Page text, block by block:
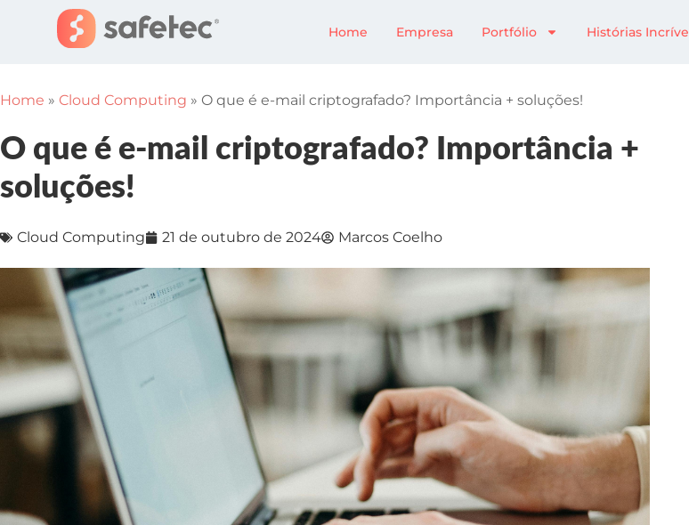
Home Empresa Portfólio Histórias
Home » Cloud Computing » O que é e-mail criptografado? Importância + soluções!
O que é e-mail criptografado? Importância +
soluções!
Cloud Computing 21 de outubro de 2024 Marcos Coelho